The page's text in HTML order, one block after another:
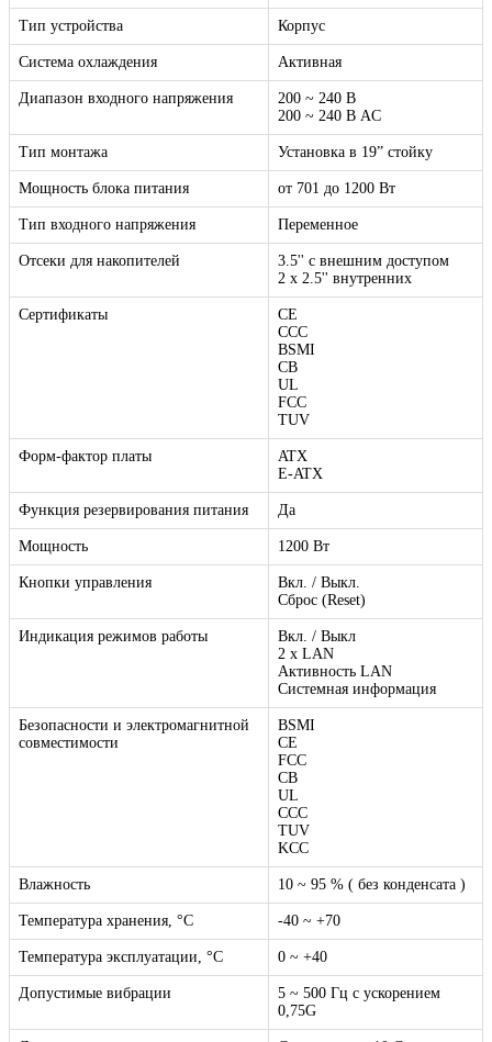
Тип устройства Корпус
Система охлаждения Активная
Диапазон входного напряжения
200 ~ 240 В
200 ~ 240 В AC
Тип монтажа Установка в 19” стойку
Мощность блока питания от 701 до 1200 Вт
Тип входного напряжения Переменное
Отсеки для накопителей
3.5'' с внешним доступом
2 x 2.5'' внутренних
Сертификаты
CE
CCC
BSMI
CB
UL
FCC
TUV
Форм-фактор платы
ATX
E-ATX
Функция резервирования питания Да
Мощность 1200 Вт
Кнопки управления
Вкл. / Выкл.
Сброс (Reset)
Индикация режимов работы
Вкл. / Выкл
2 x LAN
Активность LAN
Системная информация
Безопасности и электромагнитной
совместимости
BSMI
CE
FCC
CB
UL
CСС
TUV
KCC
Влажность 10 ~ 95 % ( без конденсата )
Температура хранения, °C -40 ~ +70
Температура эксплуатации, °C 0 ~ +40
Допустимые вибрации
5 ~ 500 Гц с ускорением
0,75G